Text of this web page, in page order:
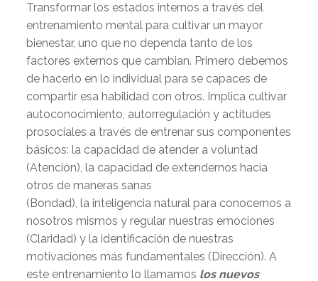
Transformar los estados internos a través del
entrenamiento mental para cultivar un mayor
bienestar, uno que no dependa tanto de los
factores externos que cambian. Primero debemos
de hacerlo en lo individual para se capaces de
compartir esa habilidad con otros. Implica cultivar
autoconocimiento, autorregulación y actitudes
prosociales a través de entrenar sus componentes
básicos: la capacidad de atender a voluntad
(Atención), la capacidad de extendernos hacia
otros de maneras sanas
(Bondad), la inteligencia natural para conocernos a
nosotros mismos y regular nuestras emociones
(Claridad) y la identificación de nuestras
motivaciones más fundamentales (Dirección). A
este entrenamiento lo llamamos los nuevos